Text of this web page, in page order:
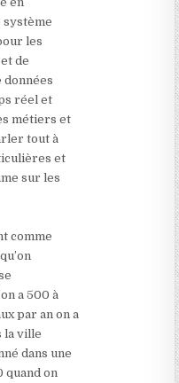
système
les
de
données
réel et
métiers et
tout à
et
sur les
comme
a 500 à
par an on a
la ville
dans une
quand on